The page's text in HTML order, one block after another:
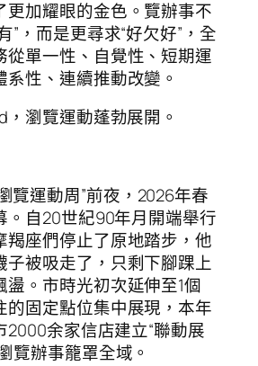
更加耀眼的金色。覽辦事不
”，而是更尋求“好欠好”，全
從單一性、自覺性、短期運
性、連續推動改變。
瀏覽運動蓬勃展開。
覽運動周”前夜，2026年春
。自20世紀90年月開端舉行
羯座們停止了原地踏步，他
子被吸走了，只剩下腳踝上
盪。市時光初次延伸至1個
的固定點位集中展現，本年
2000余家信店建立“聯動展
覽辦事籠罩全域。